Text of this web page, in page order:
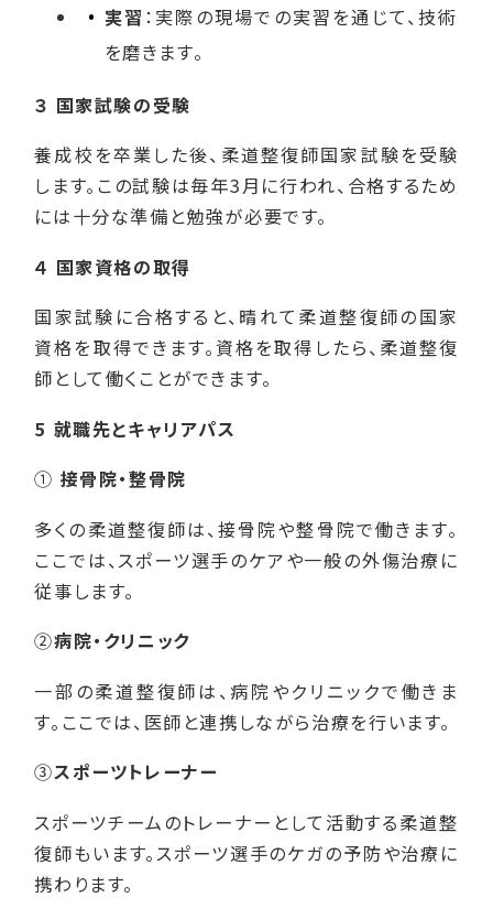
実習 ：実際の現場での実習を通じて、技術
を磨きます。
３ 国家試験の受験
養成校を卒業した後、柔道整復師国家試験を受験
します。この試験は毎年3月に行われ、合格するため
には十分な準備と勉強が必要です。
４ 国家資格の取得
国家試験に合格すると、晴れて柔道整復師の国家
資格を取得できます。資格を取得したら、柔道整復
師として働くことができます。
5 就職先とキャリアパス
① 接骨院・整骨院
多くの柔道整復師は、接骨院や整骨院で働きます。
ここでは、スポーツ選手のケアや一般の外傷治療に
従事します。
②病院・クリニック
一部の柔道整復師は、病院やクリニックで働きま
す。ここでは、医師と連携しながら治療を行います。
③スポーツトレーナー
スポーツチームのトレーナーとして活動する柔道整
復師もいます。スポーツ選手のケガの予防や治療に
携わります。